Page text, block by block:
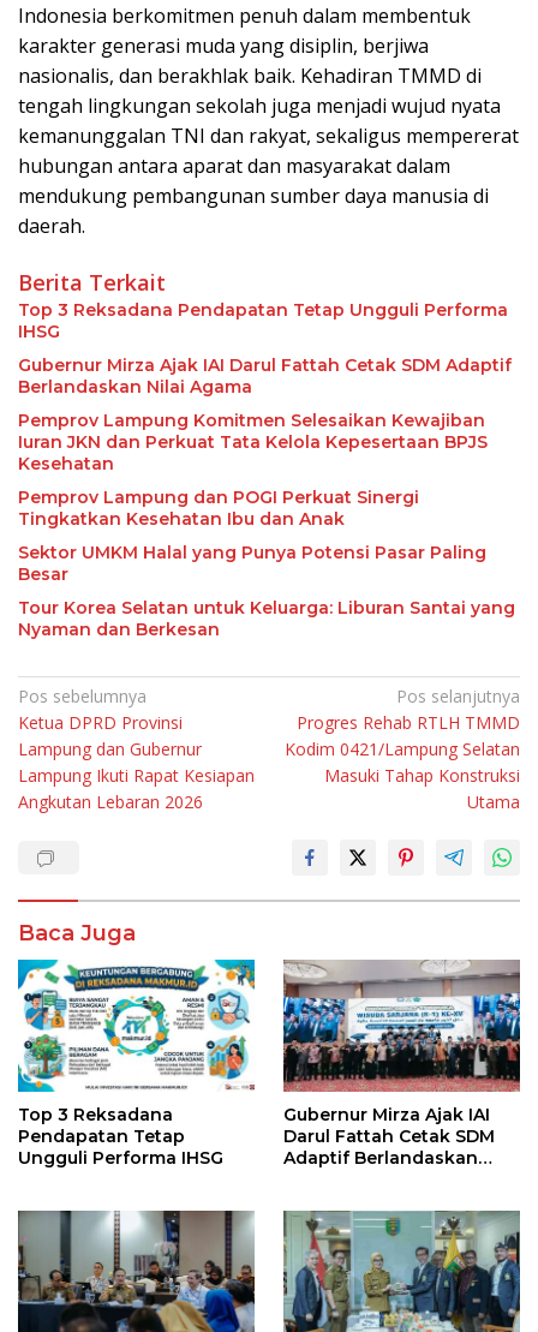
Indonesia berkomitmen penuh dalam membentuk
karakter generasi muda yang disiplin, berjiwa
nasionalis, dan berakhlak baik. Kehadiran TMMD di
tengah lingkungan sekolah juga menjadi wujud nyata
kemanunggalan TNI dan rakyat, sekaligus mempererat
hubungan antara aparat dan masyarakat dalam
mendukung pembangunan sumber daya manusia di
daerah.
Berita Terkait
Top 3 Reksadana Pendapatan Tetap Ungguli Performa
IHSG
Gubernur Mirza Ajak IAI Darul Fattah Cetak SDM Adaptif
Berlandaskan Nilai Agama
Pemprov Lampung Komitmen Selesaikan Kewajiban
Iuran JKN dan Perkuat Tata Kelola Kepesertaan BPJS
Kesehatan
Pemprov Lampung dan POGI Perkuat Sinergi
Tingkatkan Kesehatan Ibu dan Anak
Sektor UMKM Halal yang Punya Potensi Pasar Paling
Besar
Tour Korea Selatan untuk Keluarga: Liburan Santai yang
Nyaman dan Berkesan
Navigasi
pos
Pos sebelumnya
Ketua DPRD Provinsi
Lampung dan Gubernur
Lampung Ikuti Rapat Kesiapan
Angkutan Lebaran 2026
Pos selanjutnya
Progres Rehab RTLH TMMD
Kodim 0421/Lampung Selatan
Masuki Tahap Konstruksi
Utama
Baca Juga
Top 3 Reksadana
Pendapatan Tetap
Ungguli Performa IHSG
Gubernur Mirza Ajak IAI
Darul Fattah Cetak SDM
Adaptif Berlandaskan